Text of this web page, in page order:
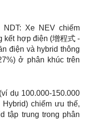
Xe NEV chiếm
kết hợp điện (增程式 -
điện và hybrid thông
ở phân khúc trên
dụ 100.000-150.000
chiếm ưu thế,
tập trung trong phân